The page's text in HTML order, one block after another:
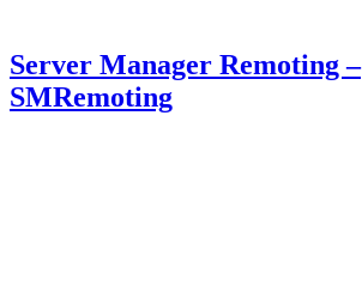
Server Manager Remoting –
SMRemoting